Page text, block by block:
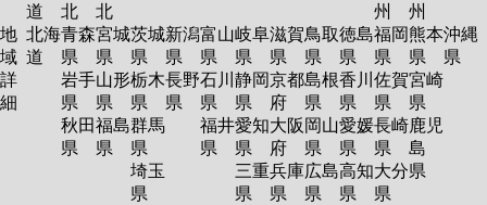
道
北
北
州
州
地
域
詳
細
北海
道
青森
県
岩手
県
秋田
県
宮城
県
山形
県
福島
県
茨城
県
栃木
県
群馬
県
埼玉
県
新潟
県
長野
県
富山
県
石川
県
福井
県
岐阜
県
静岡
県
愛知
県
三重
県
滋賀
県
京都
府
大阪
府
兵庫
県
鳥取
県
島根
県
岡山
県
広島
県
徳島
県
香川
県
愛媛
県
高知
県
福岡
県
佐賀
県
長崎
県
大分
県
熊本
県
宮崎
県
鹿児
島
県
沖縄
県